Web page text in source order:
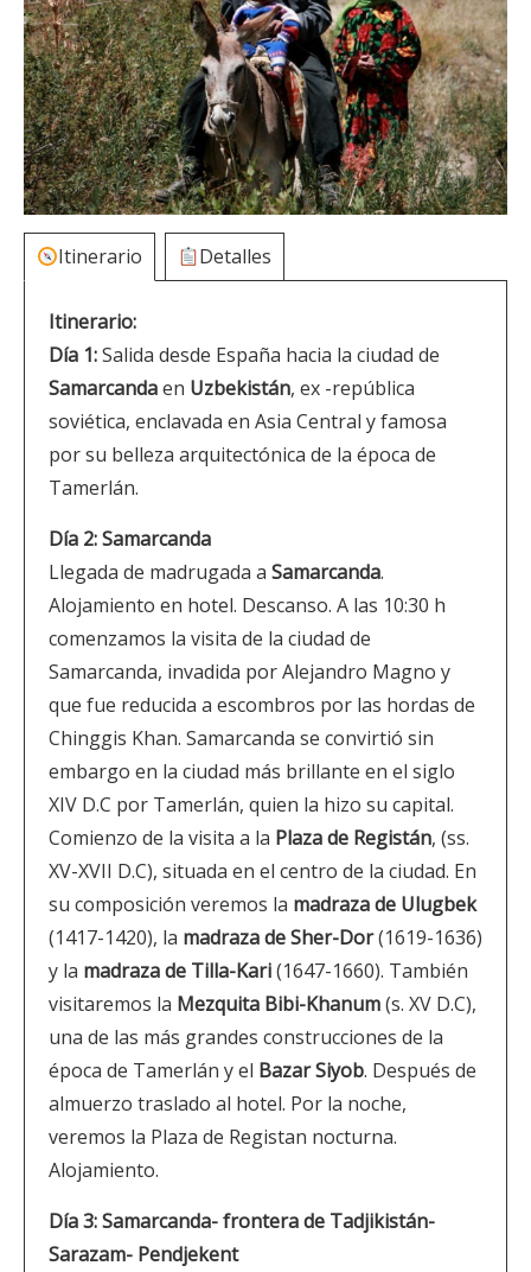
Itinerario Detalles
Itinerario:
Día 1:Salida desde España hacia la ciudad de
Samarcandaen Uzbekistán, ex -república
soviética, enclavada en Asia Central y famosa
por su belleza arquitectónica de la época de
Tamerlán.
Día 2: Samarcanda
Llegada de madrugada a Samarcanda.
Alojamiento en hotel. Descanso. A las 10:30 h
comenzamos la visita de la ciudad de
Samarcanda, invadida por Alejandro Magno y
que fue reducida a escombros por las hordas de
Chinggis Khan. Samarcanda se convirtió sin
embargo en la ciudad más brillante en el siglo
XIV D.C por Tamerlán, quien la hizo su capital.
Comienzo de la visita a la Plaza de Registán, (ss.
XV-XVII D.C), situada en el centro de la ciudad. En
su composición veremos la madraza de Ulugbek
(1417-1420), la madraza de Sher-Dor(1619-1636)
y la madraza de Tilla-Kari(1647-1660). También
visitaremos la Mezquita Bibi-Khanum(s. XV D.C),
una de las más grandes construcciones de la
época de Tamerlán y el Bazar Siyob. Después de
almuerzo traslado al hotel. Por la noche,
veremos la Plaza de Registan nocturna.
Alojamiento.
Día 3: Samarcanda- frontera de Tadjikistán-
Sarazam- Pendjekent